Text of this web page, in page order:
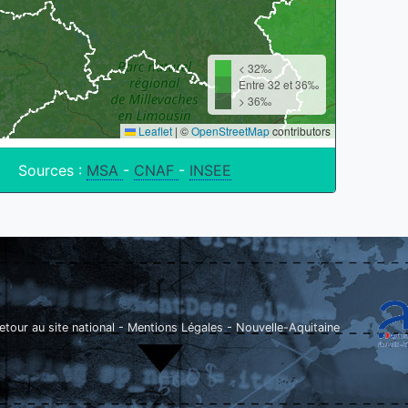
< 32‰
Entre 32 et 36‰
> 36‰
Leaflet | ©OpenStreetMapcontributors
Sources : MSA - CNAF - INSEE
au site national - Mentions Légales - Nouvelle-Aquitaine